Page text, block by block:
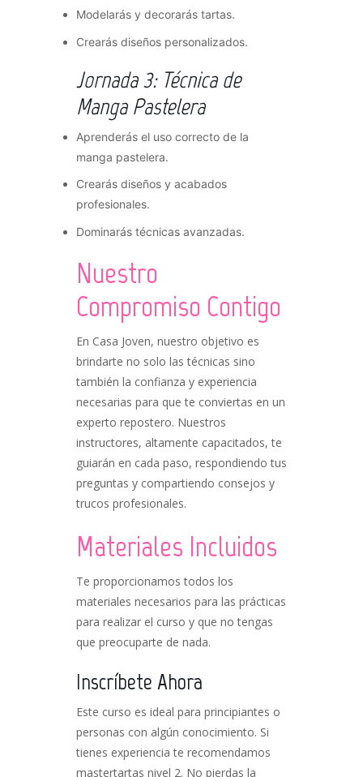
Modelarás y decorarás tartas.
Crearás diseños personalizados.
Jornada 3: Técnica de
Manga Pastelera
Aprenderás el uso correcto de la
manga pastelera.
Crearás diseños y acabados
profesionales.
Dominarás técnicas avanzadas.
Nuestro
Compromiso Contigo
En Casa Joven, nuestro objetivo es
brindarte no solo las técnicas sino
también la confianza y experiencia
necesarias para que te conviertas en un
experto repostero. Nuestros
instructores, altamente capacitados, te
guiarán en cada paso, respondiendo tus
preguntas y compartiendo consejos y
trucos profesionales.
Materiales Incluidos
Te proporcionamos todos los
materiales necesarios para las prácticas
para realizar el curso y que no tengas
que preocuparte de nada.
Inscríbete Ahora
Este curso es ideal para principiantes o
personas con algún conocimiento. Si
tienes experiencia te recomendamos
mastertartas nivel 2. No pierdas la